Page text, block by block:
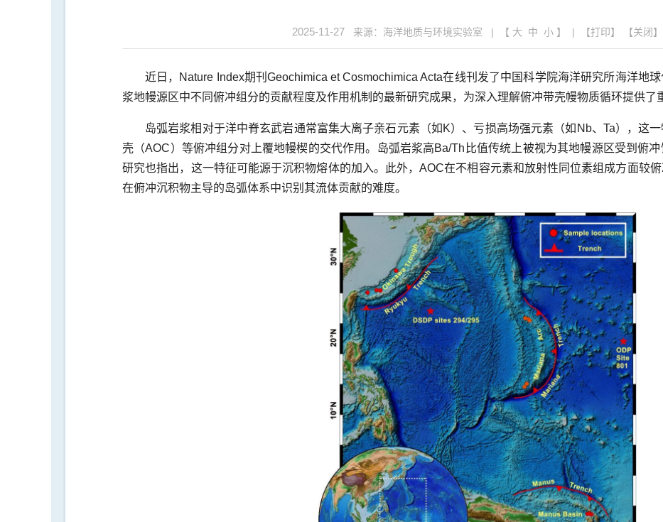
2025-11-27 来源：海洋地质与环境实验室 | 【 大 中 小 】 | 【打印】 【关闭】
近日，Nature Index期刊Geochimica et Cosmochimica Acta在线刊发了中国科学院海洋研究所海洋地
浆地幔源区中不同俯冲组分的贡献程度及作用机制的最新研究成果，为深入理解俯冲带壳幔物质循环提供了
岛弧岩浆相对于洋中脊玄武岩通常富集大离子亲石元素（如K）、亏损高场强元素（如Nb、Ta），这
壳（AOC）等俯冲组分对上覆地幔楔的交代作用。岛弧岩浆高Ba/Th比值传统上被视为其地幔源区受到俯
研究也指出，这一特征可能源于沉积物熔体的加入。此外，AOC在不相容元素和放射性同位素组成方面较
在俯冲沉积物主导的岛弧体系中识别其流体贡献的难度。